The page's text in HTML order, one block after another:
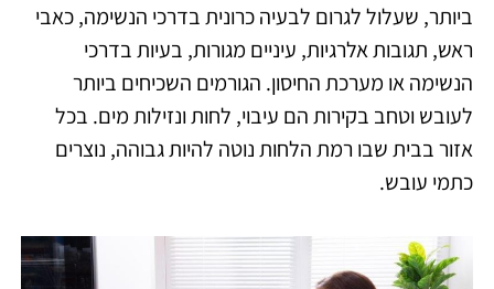
ביותר, שעלול לגרום לבעיה כרונית בדרכי הנשימה, כאבי
ראש, תגובות אלרגיות, עיניים מגורות, בעיות בדרכי
הנשימה או מערכת החיסון. הגורמים השכיחים ביותר
לעובש וטחב בקירות הם עיבוי, לחות ונזילות מים. בכל
אזור בבית שבו רמת הלחות נוטה להיות גבוהה, נוצרים
כתמי עובש.